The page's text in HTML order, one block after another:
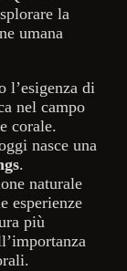
la
umana
l’esigenza di
nel campo
corale.
nasce una
.
naturale
esperienze
più